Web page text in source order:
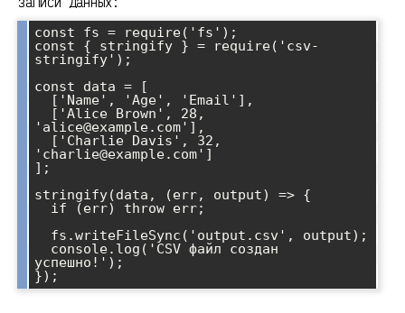
const fs = require('fs');
const { stringify } = require('csv-
stringify');
const data = [
'alice@example.com'],
'charlie@example.com']
];
stringify(data, (err, output) => {
успешно!');